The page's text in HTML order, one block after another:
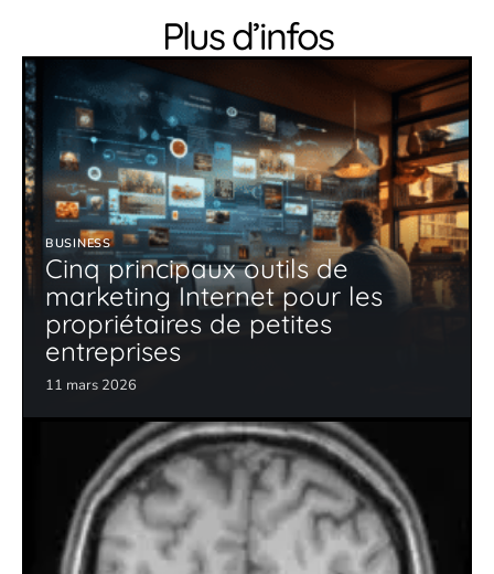
Plus d’infos
BUSINESS
Cinq principaux outils de
marketing Internet pour les
propriétaires de petites
entreprises
11 mars 2026